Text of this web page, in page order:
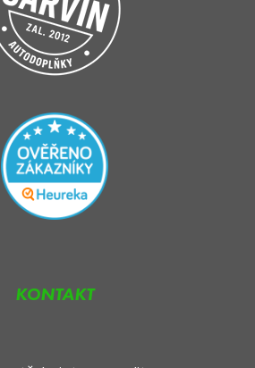
KONTAKT